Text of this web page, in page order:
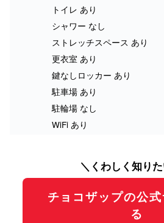
トイレ あり
シャワー なし
ストレッチスペース あり
更衣室 あり
鍵なしロッカー あり
駐車場 あり
駐輪場 なし
WiFi あり
＼くわしく知りた
チョコザップの公
る